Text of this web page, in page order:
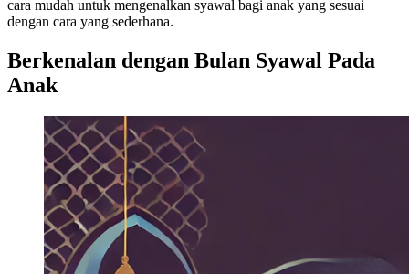
cara mudah untuk mengenalkan syawal bagi anak yang sesuai
dengan cara yang sederhana.
Berkenalan dengan Bulan Syawal Pada
Anak